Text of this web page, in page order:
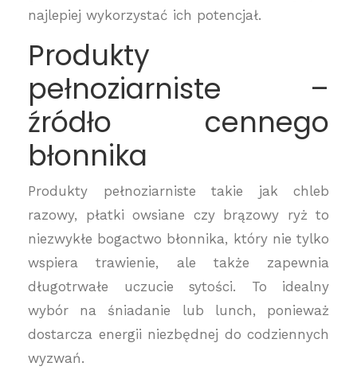
najlepiej wykorzystać ich potencjał.
Produkty
pełnoziarniste –
źródło cennego
błonnika
Produkty pełnoziarniste takie jak chleb
razowy, płatki owsiane czy brązowy ryż to
niezwykłe bogactwo błonnika, który nie tylko
wspiera trawienie, ale także zapewnia
długotrwałe uczucie sytości. To idealny
wybór na śniadanie lub lunch, ponieważ
dostarcza energii niezbędnej do codziennych
wyzwań.